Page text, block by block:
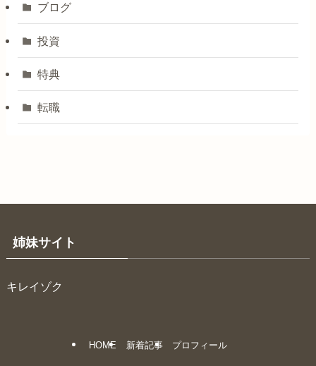
ブログ
投資
特典
転職
姉妹サイト
キレイゾク
HOME 新着記事 プロフィール